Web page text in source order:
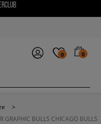
0 0
>
GRAPHIC BULLS CHICAGO BULLS